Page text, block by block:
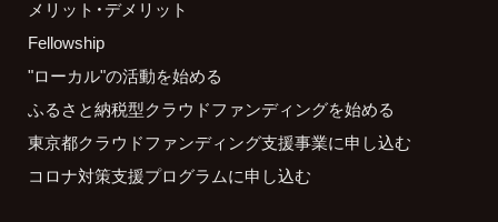
メリット・デメリット
Fellowship
"ローカル"の活動を始める
ふるさと納税型クラウドファンディングを始める
東京都クラウドファンディング支援事業に申し込む
コロナ対策支援プログラムに申し込む